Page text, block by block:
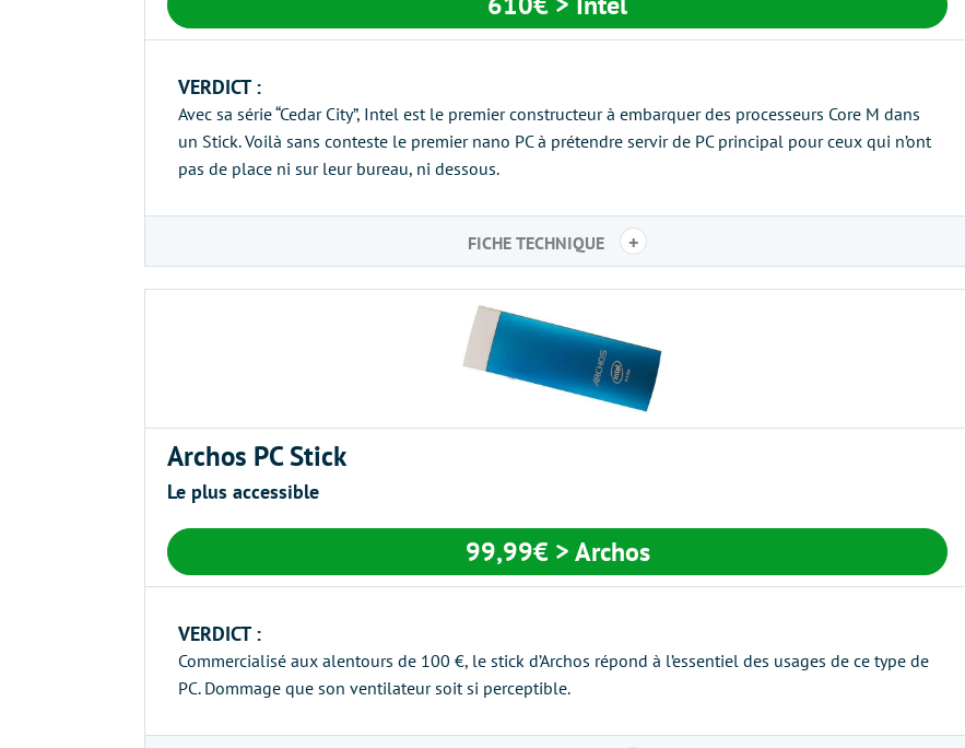
VERDICT :
Avec sa série “Cedar City”, Intel est le premier constructeur à embarquer des processeurs Core M dans
un Stick. Voilà sans conteste le premier nano PC à prétendre servir de PC principal pour ceux qui n’ont
pas de place ni sur leur bureau, ni dessous.
FICHE TECHNIQUE +
Archos PC Stick
Le plus accessible
99,99€ > Archos
VERDICT :
Commercialisé aux alentours de 100 €, le stick d’Archos répond à l’essentiel des usages de ce type de
PC. Dommage que son ventilateur soit si perceptible.